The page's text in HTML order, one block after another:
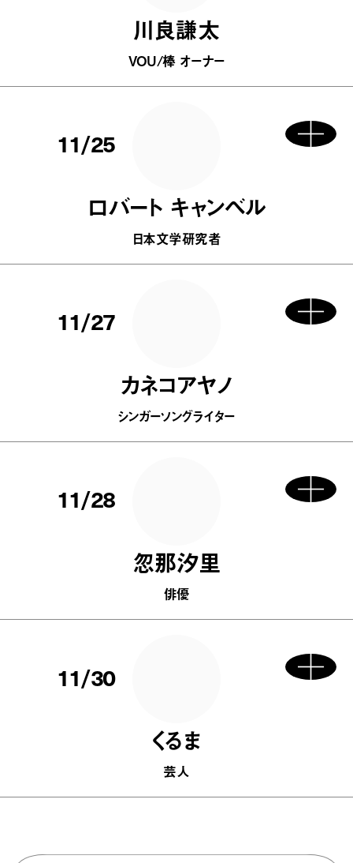
川良謙太
VOU/棒 オーナー
11/25
ロバート キャンベル
日本文学研究者
11/27
カネコアヤノ
シンガーソングライター
11/28
忽那汐里
俳優
11/30
くるま
芸人